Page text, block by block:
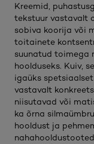
Kreemid,
tekstuur vastavalt
sobiva koorija või
toitainete
suunatud toimega
hoolduseks. Kuiv,
igaüks
vastavalt
niisutavad või
ka õrna
hooldust ja